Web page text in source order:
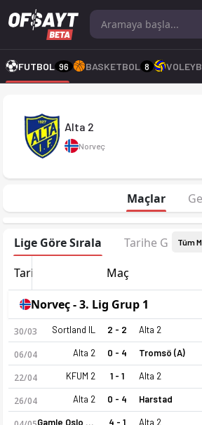
Alta 2 2025 sezonu | 3. Lig Grup 1'de
FUTBOL 96 BASKETBOL 8
Alta 2
Norveç
Maçlar
Lige Göre Sırala Tarihe GöreTüm
Tarih Maç
Norveç - 3. Lig Grup 1
30/03 Sortland IL 2 - 2 Alta 2
06/04 Alta 2 0 - 4 Tromsö (A)
22/04 KFUM 2 1 - 1 Alta 2
26/04 Alta 2 0 - 4 Harstad
Gamle Oslo FK 4 - 1 Alta 2